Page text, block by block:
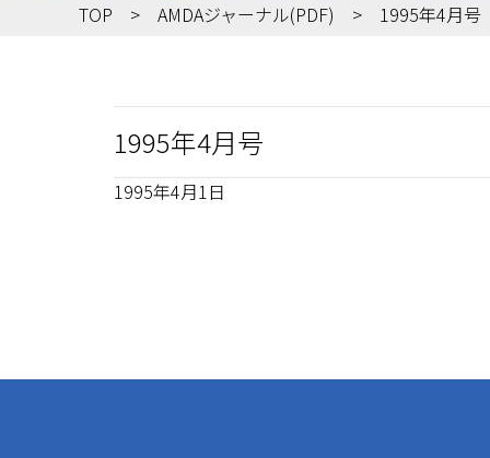
TOP AMDAジャーナル(PDF) 1995年4月号
1995年4月号
1995年4月1日